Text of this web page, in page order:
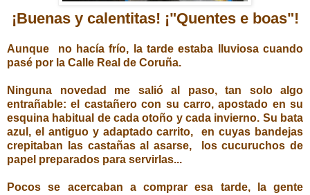
¡Buenas y calentitas! ¡"Quentes e boas"!
Aunque no hacía frío, la tarde estaba lluviosa cuando
pasé por la Calle Real de Coruña.
Ninguna novedad me salió al paso, tan solo algo
entrañable: el castañero con su carro, apostado en su
esquina habitual de cada otoño y cada invierno. Su bata
azul, el antiguo y adaptado carrito, en cuyas bandejas
crepitaban las castañas al asarse, los cucuruchos de
papel preparados para servirlas...
Pocos se acercaban a comprar esa tarde, la gente